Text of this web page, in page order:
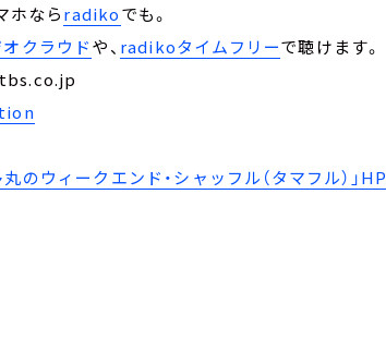
ホならradikoでも。
クラウドや、 radikoタイムフリーで聴けます。
のウィークエンド・シャッフル（タマフル）」HP